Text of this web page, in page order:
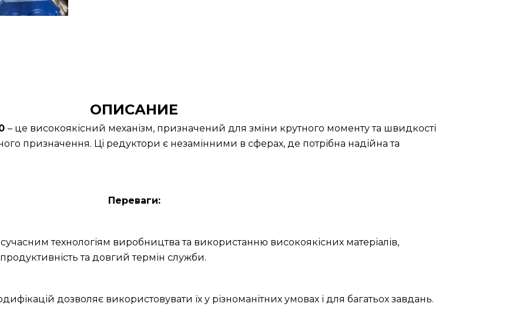
ОПИСАНИЕ
– це високоякісний механізм, призначений для зміни крутного моменту та швидкості
призначення. Ці редуктори є незамінними в сферах, де потрібна надійна та
Переваги:
технологіям виробництва та використанню високоякісних матеріалів,
та довгий термін служби.
дозволяє використовувати їх у різноманітних умовах і для багатьох завдань.